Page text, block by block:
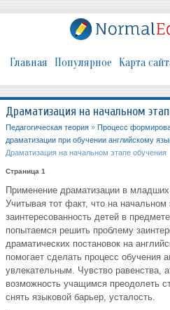
Главная Популярное Карта
Драматизация на начальном
Педагогическая теория » Процесс
драматизации при обучении английскому
Драматизация на начальном этапе обучения
Страница 1
Применение драматизации в
Учитывая тот факт, что на начальном
заинтересованность детей в
попытаемся решить проблему
драматических постановок на
помогает сделать процесс обучения
увлекательным. Чувство равенства,
возможность учащимся преодолеть
снять языковой барьер, усталость.